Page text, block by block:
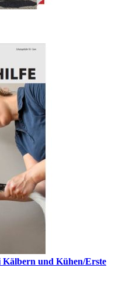
Kälbern und Kühen/Erste